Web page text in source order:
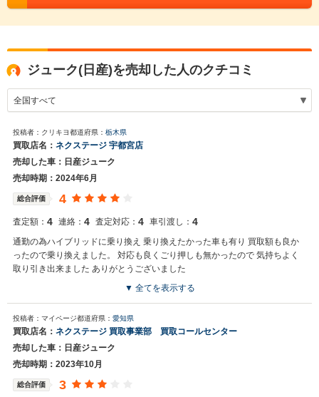
ジューク(日産)を売却した人のクチコミ
投稿者：クリキヨ都道府県： 栃木県
買取店名： ネクステージ 宇都宮店
売却した車：日産ジューク
売却時期：2024年6月
総合評価 4
査定額： 4 連絡： 4 査定対応： 4 車引渡し： 4
通勤の為ハイブリッドに乗り換え 乗り換えたかった車も有り 買取額も良か
ったので乗り換えました。 対応も良くごり押しも無かったので 気持ちよく
取り引き出来ました ありがとうございました
買取店からの返信
お世話になっております。 株式会社ネクステージでございます。 この
度はネクステージをご利用いただきまして誠にありがとうございまし
た。 弊社ではお車の買取・販売だけではなく、カーナビや車載カメラ
などの用品販売、自動車損害保険、整備・点検・車検まで、お客様の
ルとしております。 またのご利用、スタッフ一同お待ち申し上げてお
▼ 全てを表示する
投稿者：マイページ都道府県： 愛知県
買取店名： ネクステージ 買取事業部 買取コールセンター
売却した車：日産ジューク
売却時期：2023年10月
総合評価 3